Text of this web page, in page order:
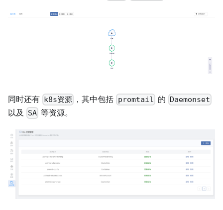
同时还有 k8s资源 ，其中包括 promtail 的 Daemonset
以及 SA 等资源。